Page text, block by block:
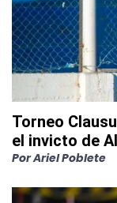
Torneo
el invicto de
PorAriel Poblete